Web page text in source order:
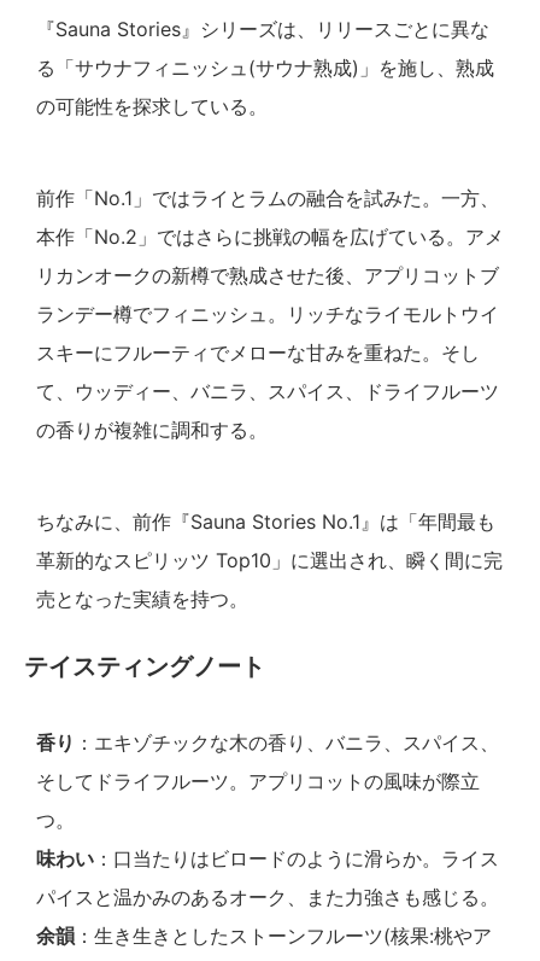
『Sauna Stories』シリーズは、リリースごとに異な
る「サウナフィニッシュ(サウナ熟成)」を施し、熟成
の可能性を探求している。
前作「No.1」ではライとラムの融合を試みた。一方、
本作「No.2」ではさらに挑戦の幅を広げている。アメ
リカンオークの新樽で熟成させた後、アプリコットブ
ランデー樽でフィニッシュ。リッチなライモルトウイ
スキーにフルーティでメローな甘みを重ねた。そし
て、ウッディー、バニラ、スパイス、ドライフルーツ
の香りが複雑に調和する。
ちなみに、前作『Sauna Stories No.1』は「年間最も
革新的なスピリッツ Top10」に選出され、瞬く間に完
売となった実績を持つ。
テイスティングノート
香り ：エキゾチックな木の香り、バニラ、スパイス、
そしてドライフルーツ。アプリコットの風味が際立
つ。
味わい ：口当たりはビロードのように滑らか。ライス
パイスと温かみのあるオーク、また力強さも感じる。
余韻 ：生き生きとしたストーンフルーツ(核果:桃やア